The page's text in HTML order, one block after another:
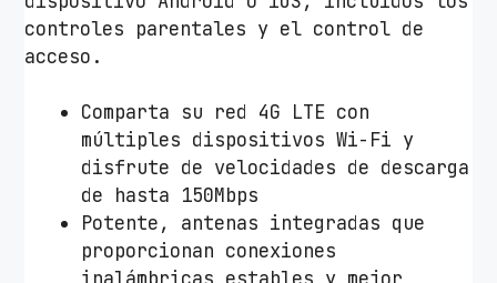
i
d
controles parentales y el control de
acceso.
Comparta su red 4G LTE con
múltiples dispositivos Wi-Fi y
disfrute de velocidades de descarga
de hasta 150Mbps
Potente, antenas integradas que
proporcionan conexiones